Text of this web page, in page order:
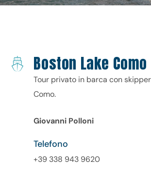
Boston Lake Como
Tour privato in barca con
Como.
Giovanni Polloni
Telefono
+39 338 943 9620